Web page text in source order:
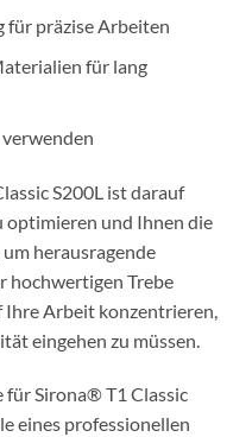
präzise Arbeiten
für lang
S200L ist darauf
optimieren und Ihnen die
herausragende
hochwertigen Trebe
Ihre Arbeit konzentrieren,
eingehen zu müssen.
für Sirona® T1 Classic
eines professionellen